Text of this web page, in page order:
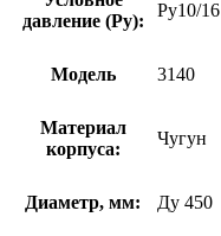
давление (Ру):
Ру10/16
Модель 3140
Материал
корпуса:
Чугун
Диаметр, мм: Ду 450